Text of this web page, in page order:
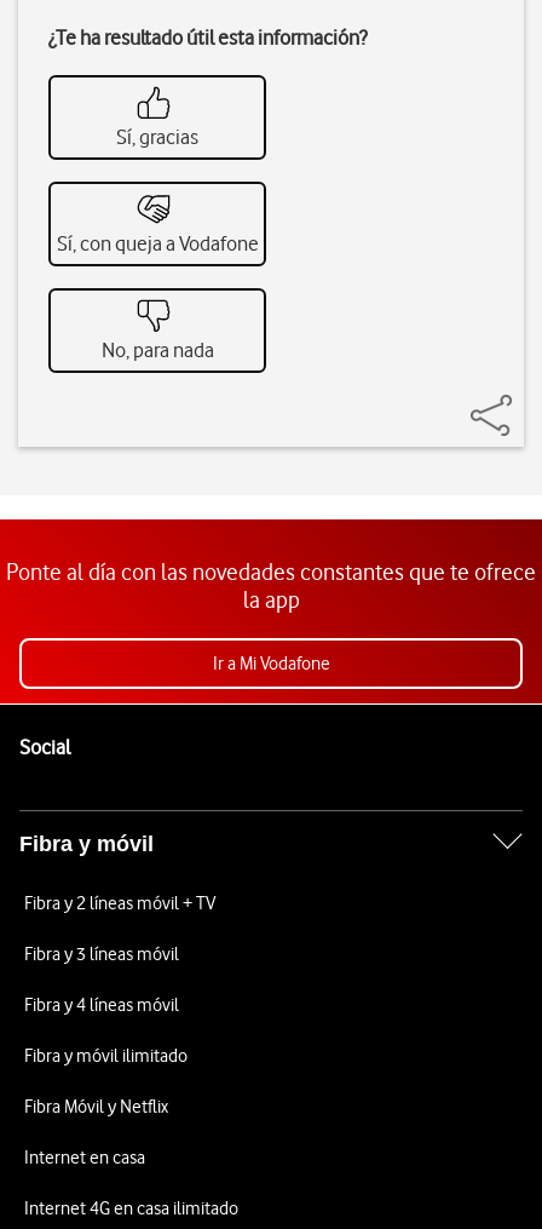
¿Te ha resultado útil esta información?
Sí, gracias
Sí, con queja a Vodafone
No, para nada
Ponte al día con las novedades constantes que te ofrece
la app
Ir a Mi Vodafone
SocialEnlaces a las redes sociales de Vodafone
Fibra y móvil
Fibra y 2 líneas móvil + TV
Fibra y 3 líneas móvil
Fibra y 4 líneas móvil
Fibra y móvil ilimitado
Fibra Móvil y Netflix
Internet en casa
Internet 4G en casa ilimitado